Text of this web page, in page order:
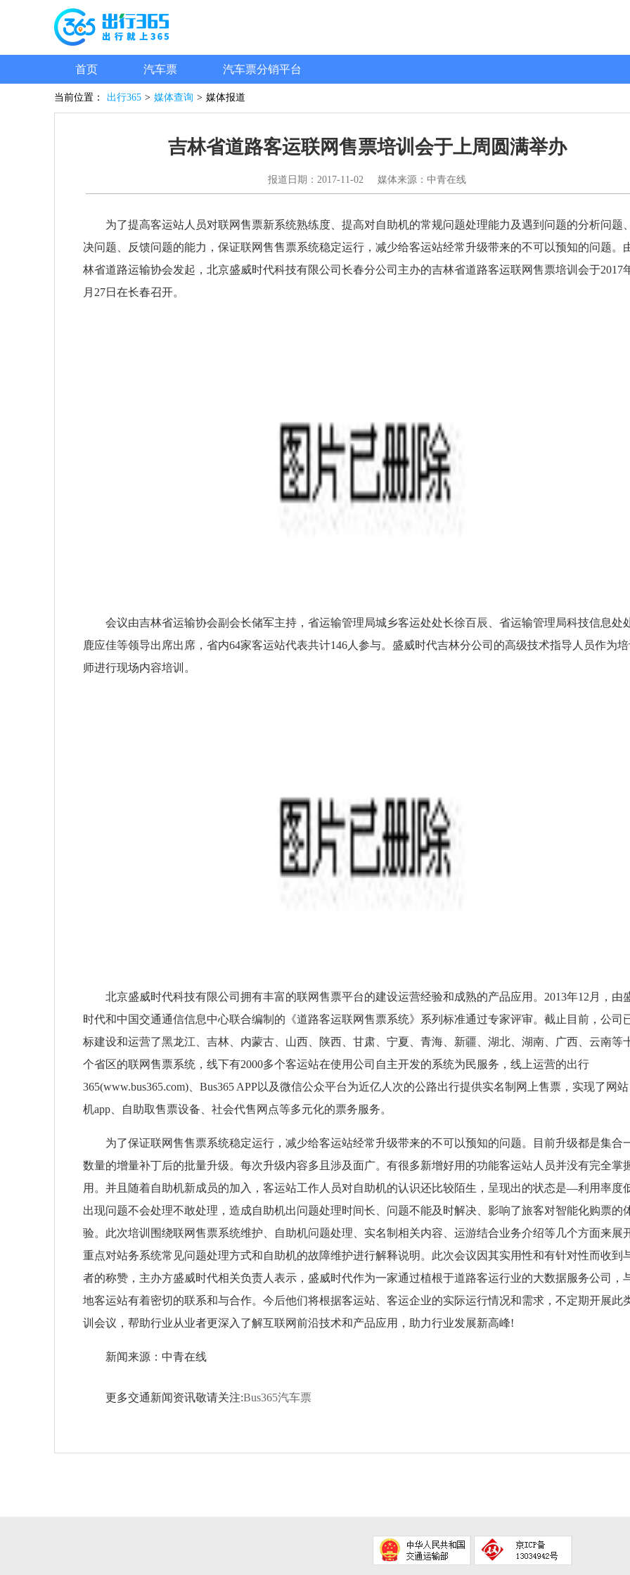
首页 汽车票 汽车票分销平台
当前位置： 出行365 > 媒体查询 > 媒体报道
吉林省道路客运联网售票培训会于上周圆满举办
报道日期： 2017-11-02 媒体来源：中青在线
为了提高客运站人员对联网售票新系统熟练度、提高对自助机的常规问题处理能力及遇到问题的分析问题
决问题、反馈问题的能力，保证联网售售票系统稳定运行，减少给客运站经常升级带来的不可以预知的问题。
林省道路运输协会发起，北京盛威时代科技有限公司长春分公司主办的吉林省道路客运联网售票培训会于2017
月27日在长春召开。
会议由吉林省运输协会副会长储军主持，省运输管理局城乡客运处处长徐百辰、省运输管理局科技信息处
鹿应佳等领导出席出席，省内64家客运站代表共计146人参与。盛威时代吉林分公司的高级技术指导人员作为
师进行现场内容培训。
北京盛威时代科技有限公司拥有丰富的联网售票平台的建设运营经验和成熟的产品应用。2013年12月，由
时代和中国交通通信信息中心联合编制的《道路客运联网售票系统》系列标准通过专家评审。截止目前，公司
标建设和运营了黑龙江、吉林、内蒙古、山西、陕西、甘肃、宁夏、青海、新疆、湖北、湖南、广西、云南等
个省区的联网售票系统，线下有2000多个客运站在使用公司自主开发的系统为民服务，线上运营的出行
365(www.bus365.com)、Bus365 APP以及微信公众平台为近亿人次的公路出行提供实名制网上售票，实现了网
机app、自助取售票设备、社会代售网点等多元化的票务服务。
为了保证联网售售票系统稳定运行，减少给客运站经常升级带来的不可以预知的问题。目前升级都是集合
数量的增量补丁后的批量升级。每次升级内容多且涉及面广。有很多新增好用的功能客运站人员并没有完全掌
用。并且随着自助机新成员的加入，客运站工作人员对自助机的认识还比较陌生，呈现出的状态是—利用率度
出现问题不会处理不敢处理，造成自助机出问题处理时间长、问题不能及时解决、影响了旅客对智能化购票的
验。此次培训围绕联网售票系统维护、自助机问题处理、实名制相关内容、运游结合业务介绍等几个方面来展
重点对站务系统常见问题处理方式和自助机的故障维护进行解释说明。此次会议因其实用性和有针对性而收到
者的称赞，主办方盛威时代相关负责人表示，盛威时代作为一家通过植根于道路客运行业的大数据服务公司，
地客运站有着密切的联系和与合作。今后他们将根据客运站、客运企业的实际运行情况和需求，不定期开展此
训会议，帮助行业从业者更深入了解互联网前沿技术和产品应用，助力行业发展新高峰!
新闻来源：中青在线
更多交通新闻资讯敬请关注:Bus365汽车票